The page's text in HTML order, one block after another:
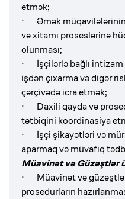
etmək;
· Əmək müqavilələrinin
və xitamı proseslərinə
olunması;
· İşçilərlə bağlı intizam
işdən çıxarma və digər
çərçivədə icra etmək;
· Daxili qayda və
tətbiqini koordinasiya
· İşçi şikayətləri və
aparmaq və müvafiq
Müavinət və Güzəştlər
· Müavinət və
prosedurların